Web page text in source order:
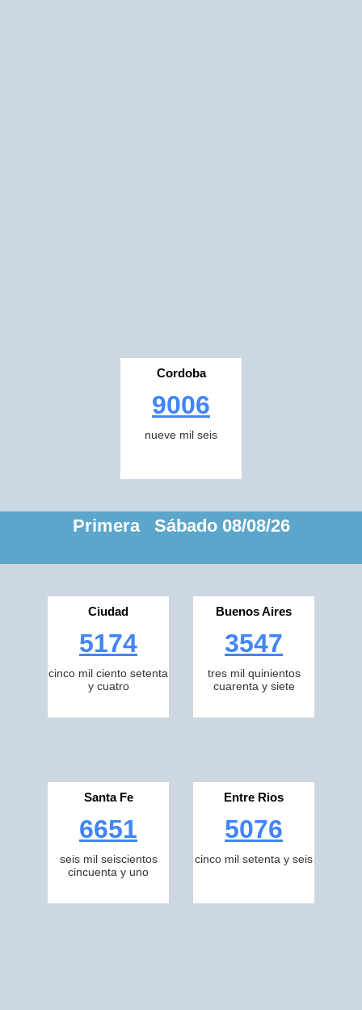
Cordoba
9006
nueve mil seis
Primera Sábado 08/08/26
Ciudad
5174
cinco mil ciento setenta
y cuatro
Buenos Aires
3547
tres mil quinientos
cuarenta y siete
Santa Fe
6651
seis mil seiscientos
cincuenta y uno
Entre Rios
5076
cinco mil setenta y seis